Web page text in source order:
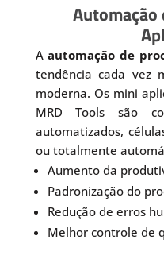
Automação
Aautomação de
tendência cada vez
moderna. Os mini
MRD Tools são
automatizados,
ou totalmente
Aumento da
Padronização do
Redução de erros
Melhor controle de